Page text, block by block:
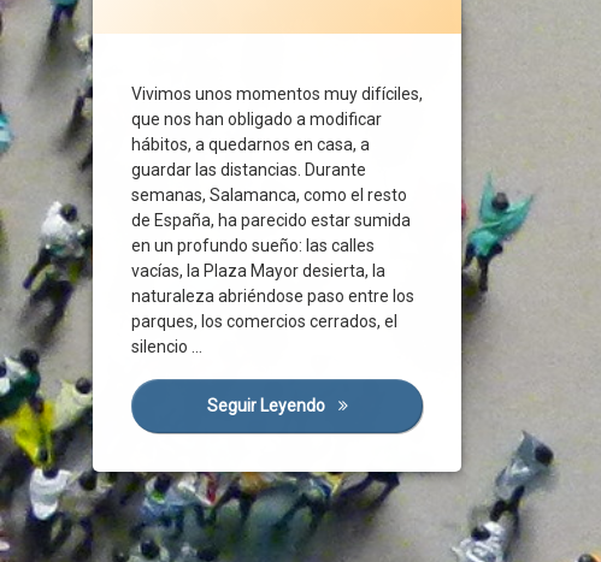
Vivimos unos momentos muy difíciles,
que nos han obligado a modificar
hábitos, a quedarnos en casa, a
guardar las distancias. Durante
semanas, Salamanca, como el resto
de España, ha parecido estar sumida
en un profundo sueño: las calles
vacías, la Plaza Mayor desierta, la
naturaleza abriéndose paso entre los
parques, los comercios cerrados, el
silencio …
Seguir Leyendo Salamanca Nos Une
Ayuntamiento
Ciudad
Ciudadanos
Concordia
Consenso
Coronavirus
Crisis Económica
Crisis Social
Cultura
Distanciamiento Social
Empleados Públicos
Empresas